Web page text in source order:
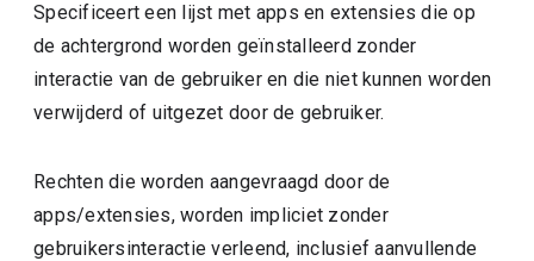
Specificeert een lijst met apps en extensies die op
de achtergrond worden geïnstalleerd zonder
interactie van de gebruiker en die niet kunnen worden
verwijderd of uitgezet door de gebruiker.
Rechten die worden aangevraagd door de
apps/extensies, worden impliciet zonder
gebruikersinteractie verleend, inclusief aanvullende